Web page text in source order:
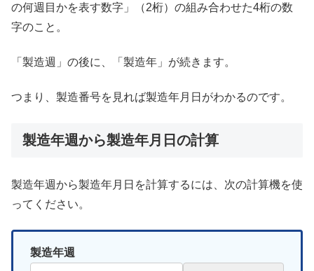
の何週目かを表す数字」（2桁）の組み合わせた4桁の数
字のこと。
「製造週」の後に、「製造年」が続きます。
つまり、製造番号を見れば製造年月日がわかるのです。
製造年週から製造年月日の計算
製造年週から製造年月日を計算するには、次の計算機を使
ってください。
製造年週